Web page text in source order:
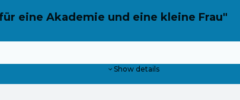
eine Akademie und eine kleine Frau"
Show details